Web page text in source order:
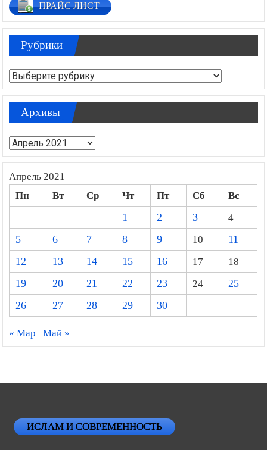
ПРАЙС ЛИСТ
Рубрики
Рубрики
Архивы
Архивы
Апрель 2021
Пн Вт Ср Чт Пт Сб
Вс
1
2 3
4
5
6 7 8 9 10
11
12
13 14 15 16 17
18
19
20 21 22 23 24
25
26
27 28 29 30
« Мар Май »
ИСЛАМ И СОВРЕМЕННОСТЬ